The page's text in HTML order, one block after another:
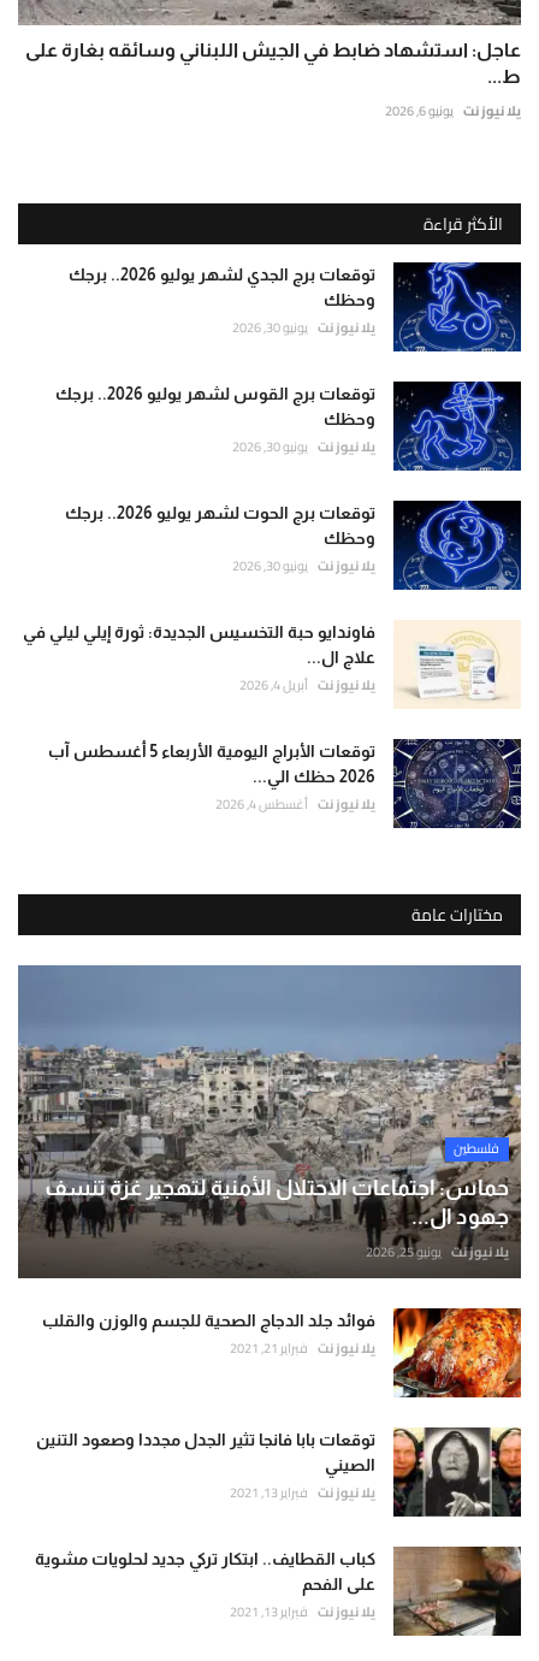
عاجل: استشهاد ضابط في الجيش اللبناني وسائقه بغارة على
ط...
يلا نيوز نت يونيو 6, 2026
الأكثر قراءة
توقعات برج الجدي لشهر يوليو 2026.. برجك
وحظك
يلا نيوز نت يونيو 30, 2026
توقعات برج القوس لشهر يوليو 2026.. برجك
وحظك
يلا نيوز نت يونيو 30, 2026
توقعات برج الحوت لشهر يوليو 2026.. برجك
وحظك
يلا نيوز نت يونيو 30, 2026
فاوندايو حبة التخسيس الجديدة: ثورة إيلي ليلي في
علاج ال...
يلا نيوز نت أبريل 4, 2026
توقعات الأبراج اليومية الأربعاء 5 أغسطس آب
2026 حظك الي...
يلا نيوز نت أغسطس 4, 2026
مختارات عامة
فلسطين
حماس: اجتماعات الاحتلال الأمنية لتهجير غزة تنسف
جهود ال...
يلا نيوز نت يونيو 25, 2026
فوائد جلد الدجاج الصحية للجسم والوزن والقلب
يلا نيوز نت فبراير 21, 2021
توقعات بابا فانجا تثير الجدل مجددا وصعود التنين
الصيني
يلا نيوز نت فبراير 13, 2021
كباب القطايف.. ابتكار تركي جديد لحلويات مشوية
على الفحم
يلا نيوز نت فبراير 13, 2021